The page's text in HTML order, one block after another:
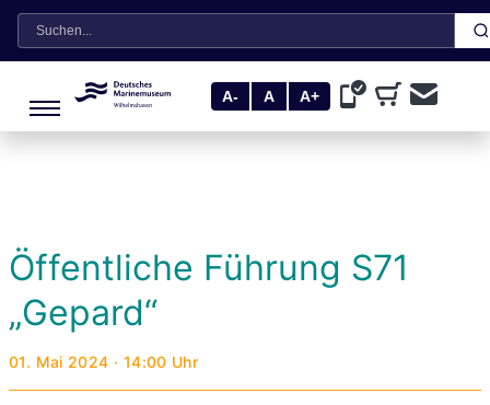
Suche
A- A A+
Öffentliche Führung S71
„Gepard“
01. Mai 2024 · 14:00 Uhr